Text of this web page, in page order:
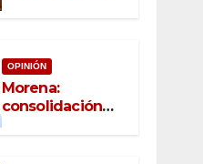
OPINIÓN
Morena:
consolidación
con raíz, rumbo